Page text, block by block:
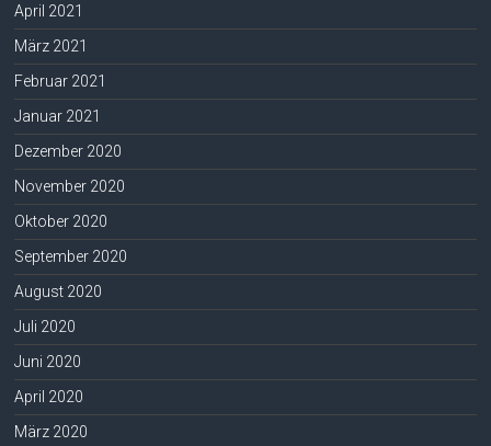
April 2021
März 2021
Februar 2021
Januar 2021
Dezember 2020
November 2020
Oktober 2020
September 2020
August 2020
Juli 2020
Juni 2020
April 2020
März 2020